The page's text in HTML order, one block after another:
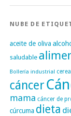
NUBE DE
aceite de oliva
saludable
Bollería industrial
cáncer
mama cáncer de
cúrcuma dieta